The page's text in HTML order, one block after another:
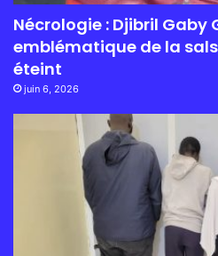
Nécrologie : Djibril Gaby
emblématique de la
éteint
juin 6, 2026